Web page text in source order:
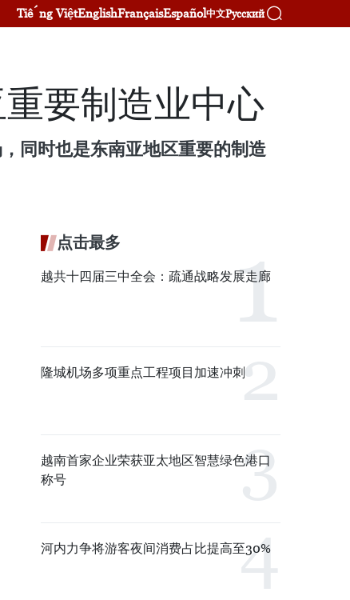
Tiếng ViệtEnglishFrançaisEspañol中文Русский
要制造业中心
同时也是东南亚地区重要的制造
点击最多
越共十四届三中全会：疏通战略发展走廊
隆城机场多项重点工程项目加速冲刺
越南首家企业荣获亚太地区智慧绿色港口
称号
河内力争将游客夜间消费占比提高至30%